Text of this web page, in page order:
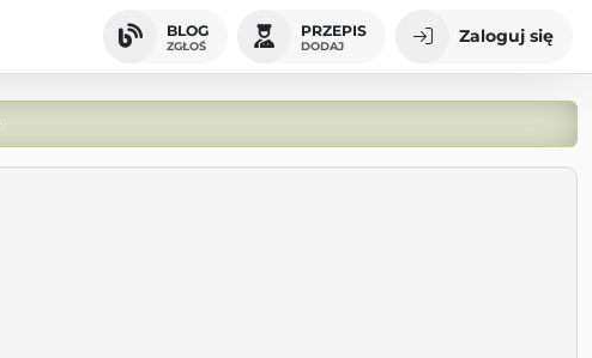
BLOG
ZGŁOŚ
PRZEPIS
DODAJ Zaloguj się